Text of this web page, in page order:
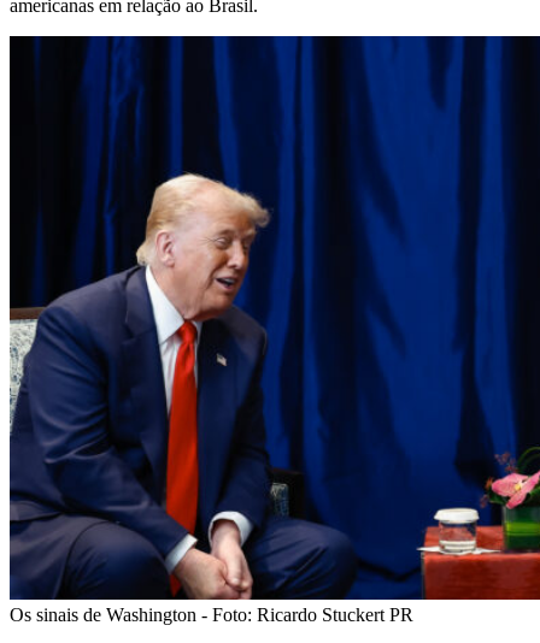
americanas em relação ao Brasil.
Os sinais de Washington - Foto: Ricardo Stuckert PR